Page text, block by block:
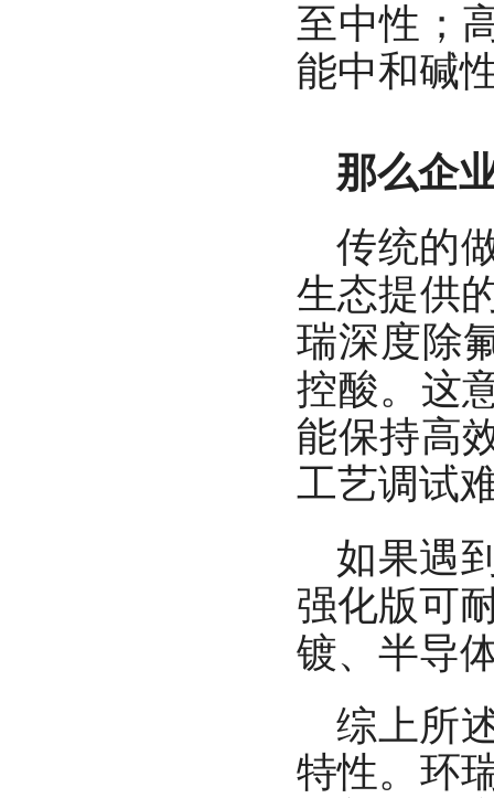
至中性；
能中和碱
那么企
传统的
生态提供
瑞深度除
控酸。这
能保持高
工艺调试
如果遇
强化版可
镀、半导
综上所
特性。环